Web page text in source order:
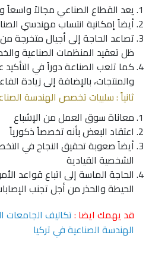
يعد القطاع الصناعي مجالاً واسعاً
أيضاً إمكانية انتساب مهندسي
تصاعد الحاجة إلى أجيال متخرجة
ظل تعقيد المنظمات الصناعية
كما تلعب الصناعة دوراً في
والمنتجات، بالإضافة إلى زيادة
ثانياً : سلبيات تخصص الهندسة
معاناة سوق العمل من الإشباع
اعتقاد البعض بأنه تخصصاً ذكورياً
أيضاً صعوبة تحقيق النجاح في
الشخصية القيادية
الحاجة الماسة إلى اتباع قواعد
الحيطة والحذر من أجل تجنب
قد يهمك ايضا :تكاليف الجامعات
الهندسة الصناعية في تركيا